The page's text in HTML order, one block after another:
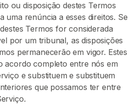
ou disposição destes Termos
uma renúncia a esses direitos. Se
Termos for considerada
por um tribunal, as disposições
permanecerão em vigor. Estes
acordo completo entre nós em
e substituem e substituem
que possamos ter entre